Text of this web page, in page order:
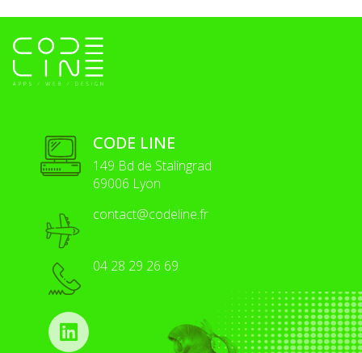
CODE LINE
149 Bd de Stalingrad
69006 Lyon
contact@codeline.fr
04 28 29 26 69